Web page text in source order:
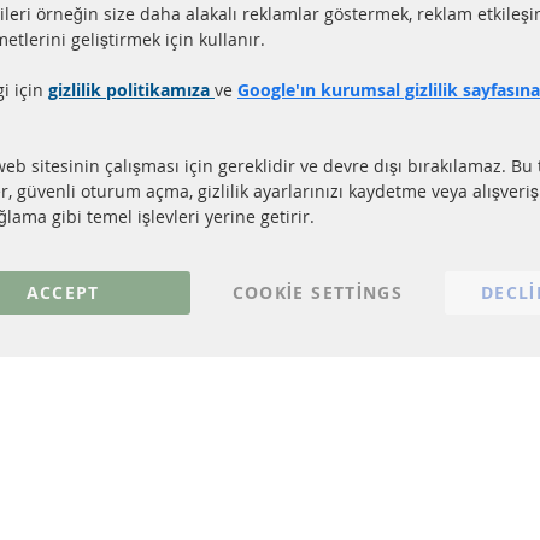
içerisinde gönderim
stokta bulunmaktadır
Tüm parçalar
e-mark ile homologe
LİNKLER
PARTİKÜL FİLTRESİ TEMİZLİĞİ
(KAT)
MÜŞTERİ
Ödeme şekilleri
örneğin size daha alakalı reklamlar göstermek, reklam
geliştirmek için kullanır.
için gizlilik politikamıza ve Google'ın kurumsal gizlilik sayfasına
sitesinin çalışması için gereklidir ve devre dışı bırakılamaz.
güvenli oturum açma, gizlilik ayarlarınızı kaydetme veya
gibi temel işlevleri yerine getirir.
ACCEPT COOKIE SETTINGS